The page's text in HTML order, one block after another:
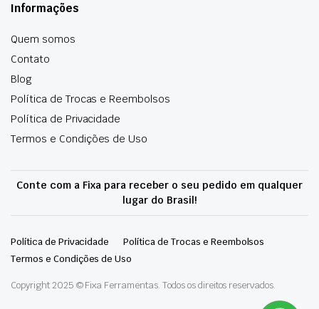
Informações
Quem somos
Contato
Blog
Política de Trocas e Reembolsos
Política de Privacidade
Termos e Condições de Uso
Conte com a Fixa para receber o seu pedido em qualquer
lugar do Brasil!
Política de Privacidade
Política de Trocas e Reembolsos
Termos e Condições de Uso
Copyright 2025 © Fixa Ferramentas. Todos os direitos reservados.